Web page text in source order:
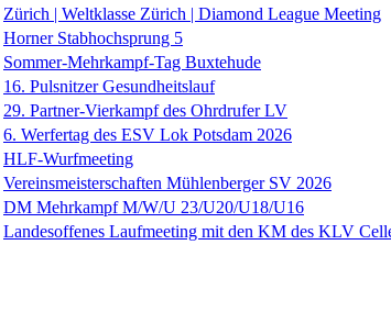
Zürich | Weltklasse Zürich | Diamond League Meeting
Horner Stabhochsprung 5
Sommer-Mehrkampf-Tag Buxtehude
16. Pulsnitzer Gesundheitslauf
29. Partner-Vierkampf des Ohrdrufer LV
6. Werfertag des ESV Lok Potsdam 2026
HLF-Wurfmeeting
Vereinsmeisterschaften Mühlenberger SV 2026
DM Mehrkampf M/W/U 23/U20/U18/U16
Landesoffenes Laufmeeting mit den KM des KLV